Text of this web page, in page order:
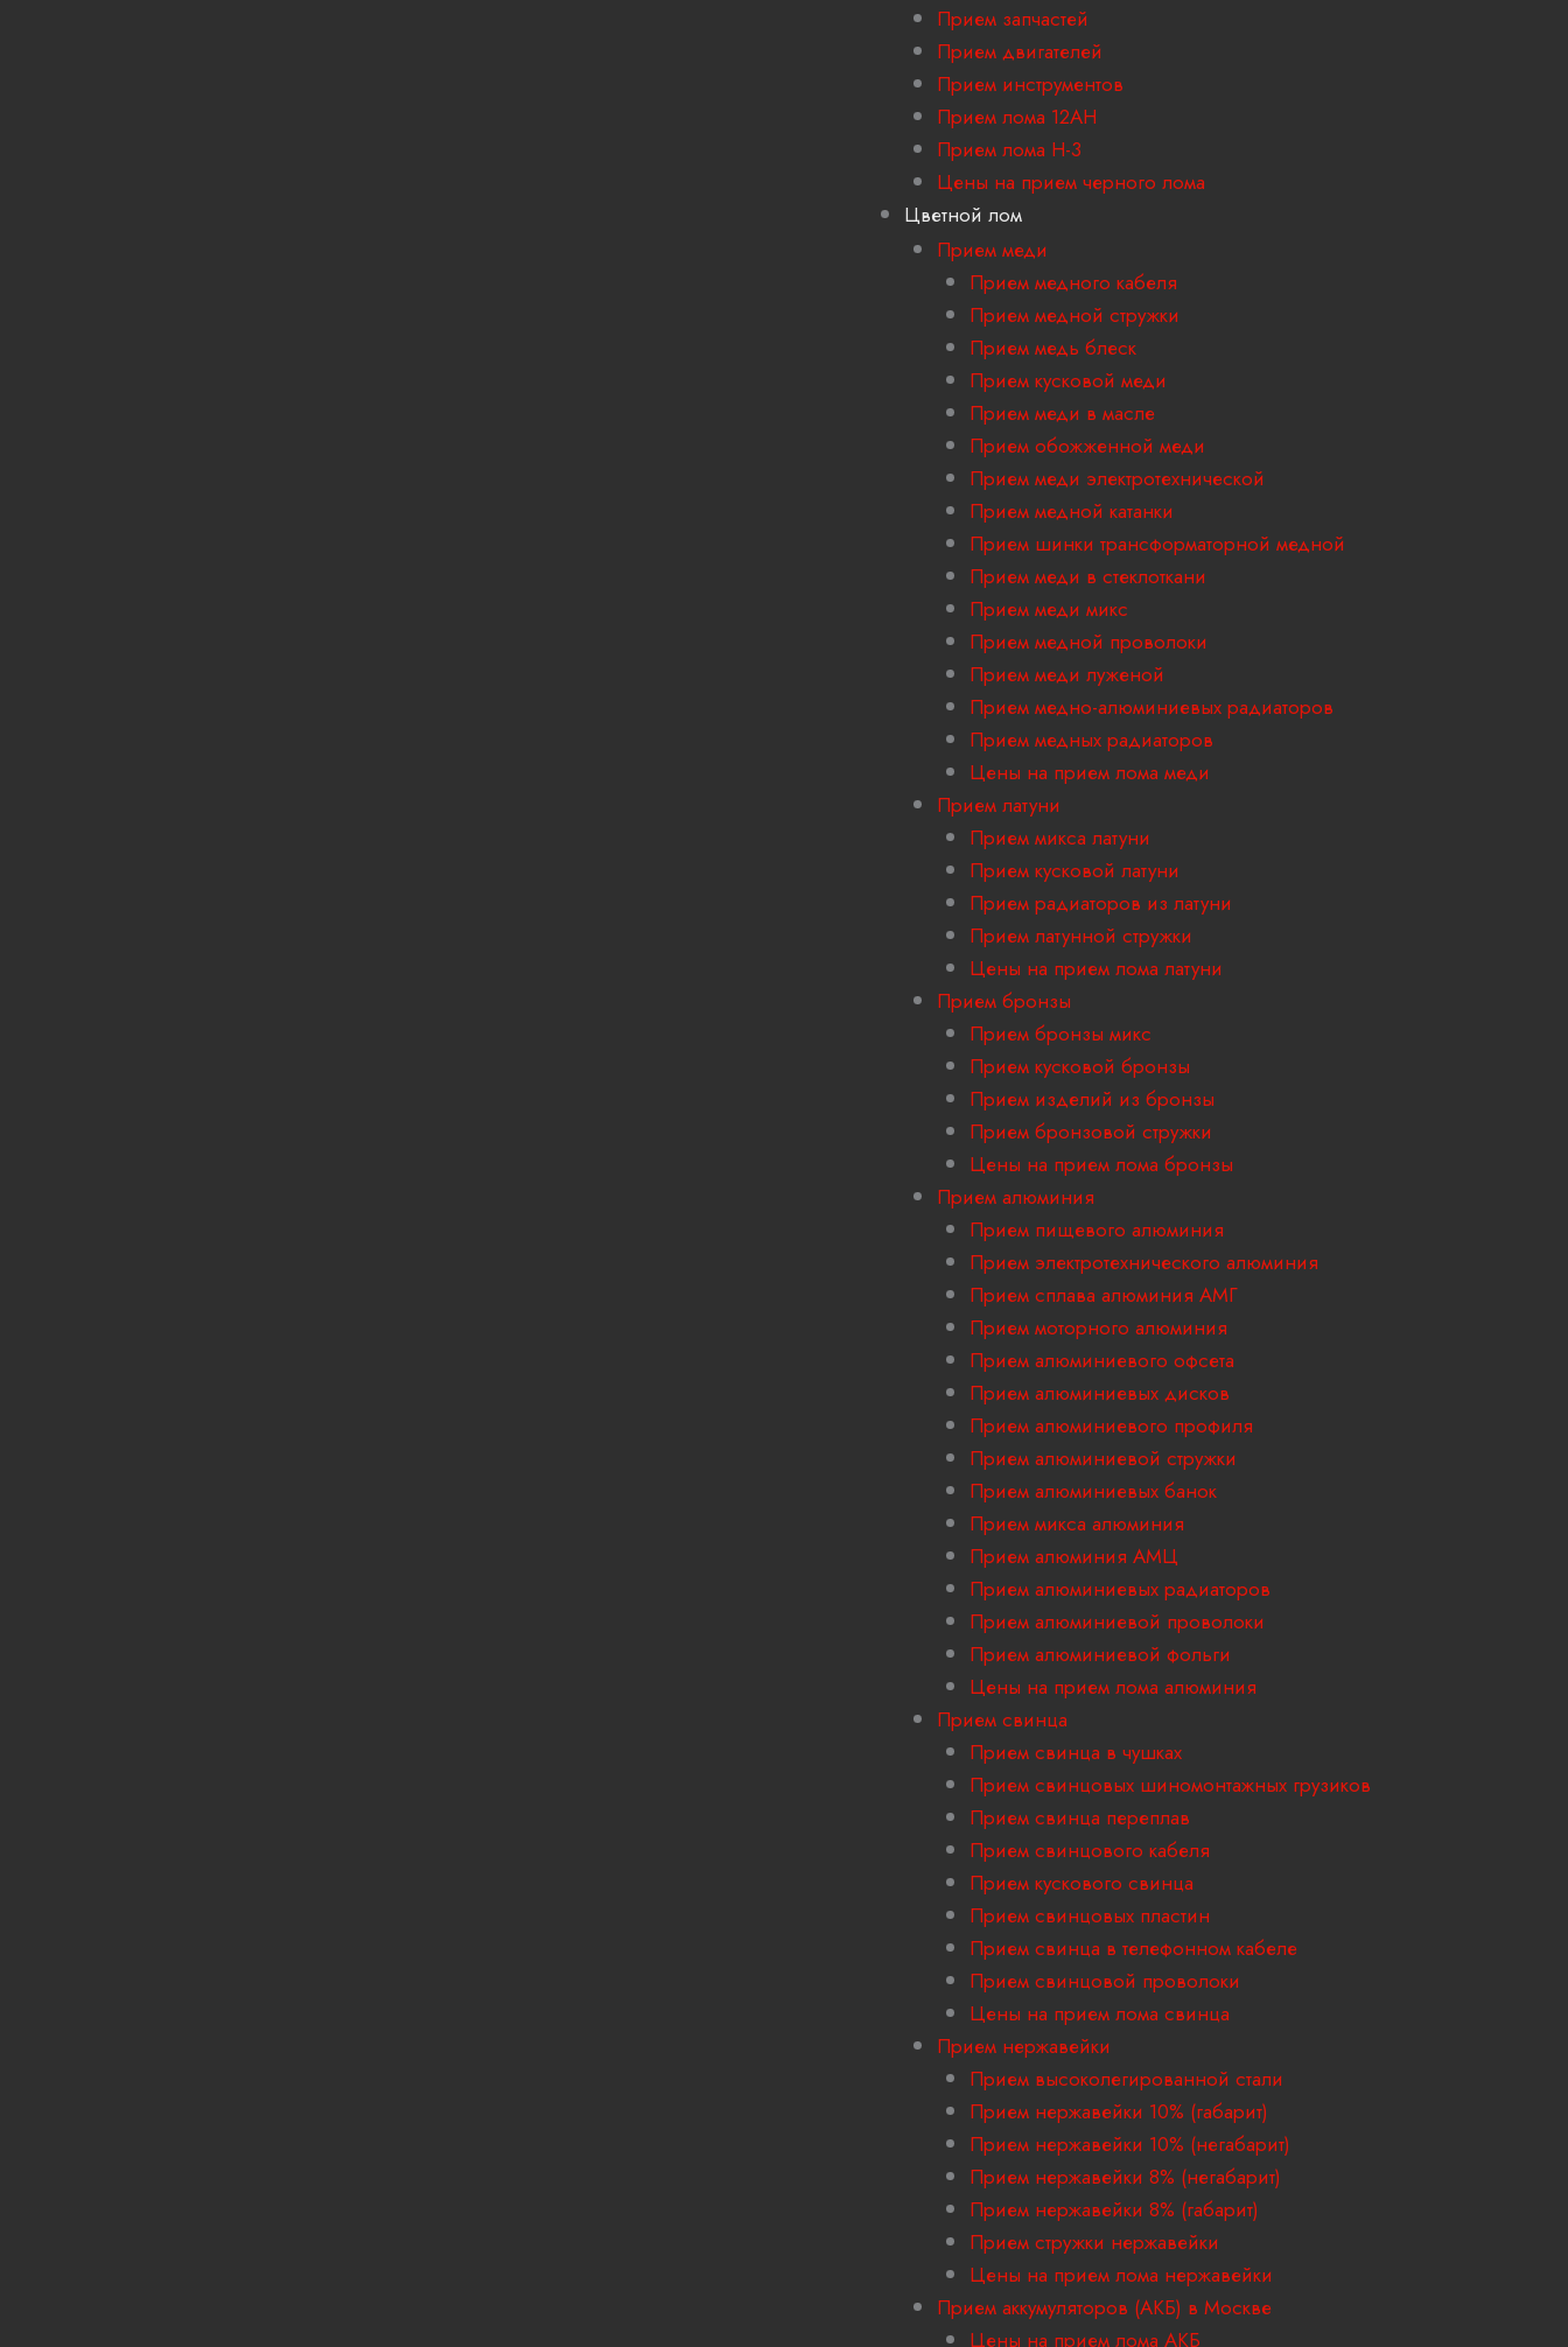
Прием запчастей
Прием двигателей
Прием инструментов
Прием лома 12АН
Прием лома H-3
Цены на прием черного лома
Цветной лом
Прием меди
Прием медного кабеля
Прием медной стружки
Прием медь блеск
Прием кусковой меди
Прием меди в масле
Прием обожженной меди
Прием меди электротехнической
Прием медной катанки
Прием шинки трансформаторной медной
Прием меди в стеклоткани
Прием меди микс
Прием медной проволоки
Прием меди луженой
Прием медно-алюминиевых радиаторов
Прием медных радиаторов
Цены на прием лома меди
Прием латуни
Прием микса латуни
Прием кусковой латуни
Прием радиаторов из латуни
Прием латунной стружки
Цены на прием лома латуни
Прием бронзы
Прием бронзы микс
Прием кусковой бронзы
Прием изделий из бронзы
Прием бронзовой стружки
Цены на прием лома бронзы
Прием алюминия
Прием пищевого алюминия
Прием электротехнического алюминия
Прием сплава алюминия АМГ
Прием моторного алюминия
Прием алюминиевого офсета
Прием алюминиевых дисков
Прием алюминиевого профиля
Прием алюминиевой стружки
Прием алюминиевых банок
Прием микса алюминия
Прием алюминия АМЦ
Прием алюминиевых радиаторов
Прием алюминиевой проволоки
Прием алюминиевой фольги
Цены на прием лома алюминия
Прием свинца
Прием свинца в чушках
Прием свинцовых шиномонтажных грузиков
Прием свинца переплав
Прием свинцового кабеля
Прием кускового свинца
Прием свинцовых пластин
Прием свинца в телефонном кабеле
Прием свинцовой проволоки
Цены на прием лома свинца
Прием нержавейки
Прием высоколегированной стали
Прием нержавейки 10% (габарит)
Прием нержавейки 10% (негабарит)
Прием нержавейки 8% (негабарит)
Прием нержавейки 8% (габарит)
Прием стружки нержавейки
Цены на прием лома нержавейки
Прием аккумуляторов (АКБ) в Москве
Цены на прием лома АКБ